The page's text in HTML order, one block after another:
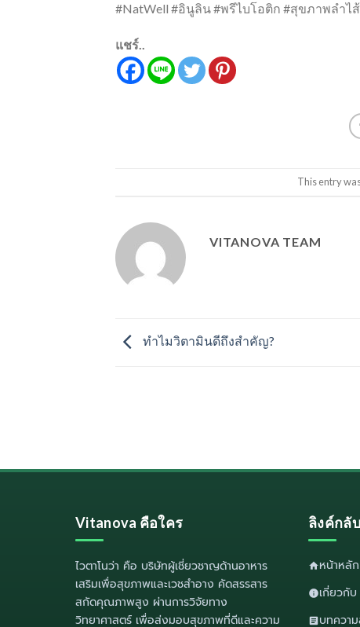
#NatWell #อินูลิน #พรีไบโอติก #สุขภาพลำไ
แชร์..
This entry
VITANOVA TEAM
ทำไมวิตามินดีถึงสำคัญ?
Vitanova คือใคร
ไวตาโนว่า คือ บริษัทผู้เชี่ยวชาญด้านอาหาร
เสริมเพื่อสุขภาพและเวชสำอาง คัดสรรสาร
สกัดคุณภาพสูง ผ่านการวิจัยทาง
วิทยาศาสตร์ เพื่อส่งมอบสุขภาพที่ดีและความ
ลิงค์กลั
หน้าหลั
เกี่ยวกั
บทควา